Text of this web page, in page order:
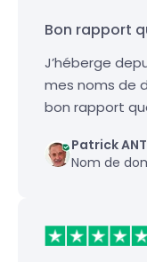
Bon rapport
J’héberge
mes noms de
bon rapport
Patrick
Nom de